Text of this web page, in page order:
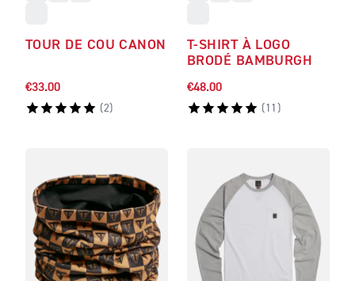
TOUR DE COU CANON
€33.00
(2)
T-SHIRT À LOGO
BRODÉ BAMBURGH
€48.00
( 11 )